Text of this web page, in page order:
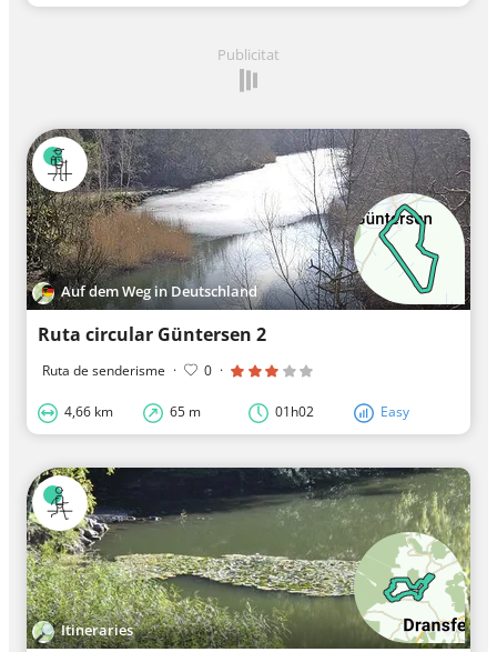
Publicitat
Auf dem Weg in Deutschland
Ruta circular Güntersen 2
Ruta de senderisme · 0 ·
4,66 km 65 m 01h02 Easy
Itineraries